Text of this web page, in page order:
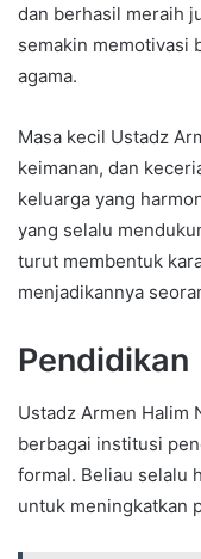
dan berhasil meraih
semakin memotivasi
agama.
Masa kecil Ustadz
keimanan, dan
keluarga yang
yang selalu
turut membentuk
menjadikannya
Pendidikan
Ustadz Armen Halim
berbagai institusi
formal. Beliau selalu
untuk meningkatkan